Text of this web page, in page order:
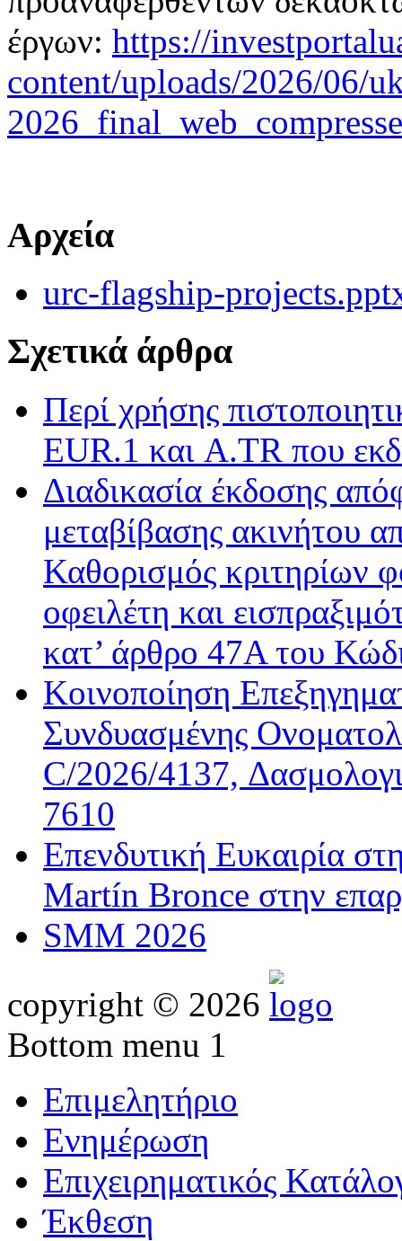
έργων: https://
content/uploads/2026/06/
Αρχεία
urc-flagship-
Σχετικά άρθρα
Περί χρήσης
EUR.1 και A.TR που
Διαδικασία έκδοσης
μεταβίβασης ακινήτου
Καθορισμός κριτηρίων
οφειλέτη και
κατ’ άρθρο 47Α του
Κοινοποίηση
Συνδυασμένης
C/2026/4137,
7610
Επενδυτική Ευκαιρία
Martín Bronce στην
SMM 2026
copyright © 2026
Bottom menu 1
Επιμελητήριο
Ενημέρωση
Επιχειρηματικός
Έκθεση